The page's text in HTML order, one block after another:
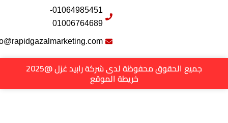
01064985451-
01006764689
info@rapidgazalmarketing.com
جميع الحقوق محفوظة لدى شركة رابيد غزل @2025
خريطة الموقع